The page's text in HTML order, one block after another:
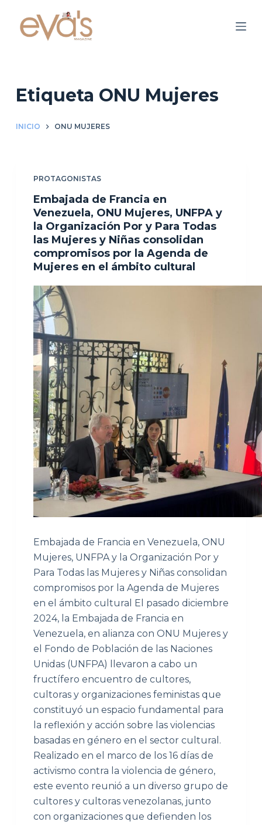
Etiqueta ONU Mujeres
INICIO ONU MUJERES
PROTAGONISTAS
Embajada de Francia en
Venezuela, ONU Mujeres, UNFPA y
la Organización Por y Para Todas
las Mujeres y Niñas consolidan
compromisos por la Agenda de
Mujeres en el ámbito cultural
Embajada de Francia en Venezuela, ONU
Mujeres, UNFPA y la Organización Por y
Para Todas las Mujeres y Niñas consolidan
compromisos por la Agenda de Mujeres
en el ámbito cultural El pasado diciembre
2024, la Embajada de Francia en
Venezuela, en alianza con ONU Mujeres y
el Fondo de Población de las Naciones
Unidas (UNFPA) llevaron a cabo un
fructífero encuentro de cultores,
cultoras y organizaciones feministas que
constituyó un espacio fundamental para
la reflexión y acción sobre las violencias
basadas en género en el sector cultural.
Realizado en el marco de los 16 días de
activismo contra la violencia de género,
este evento reunió a un diverso grupo de
cultores y cultoras venezolanas, junto
con organizaciones que defienden los